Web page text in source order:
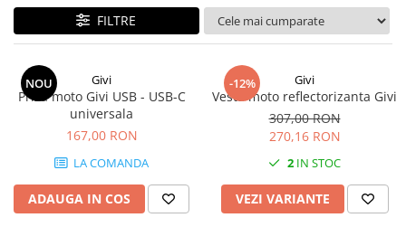
Chei & butuci
Piese
Placi
FILTRE
NOU Givi
Priza moto Givi USB - USB-C
universala
167,00 RON
LA COMANDA
ADAUGA IN COS
-12% Givi
Vesta moto reflectorizanta Givi
307,00 RON
270,16 RON
2 IN STOC
VEZI VARIANTE